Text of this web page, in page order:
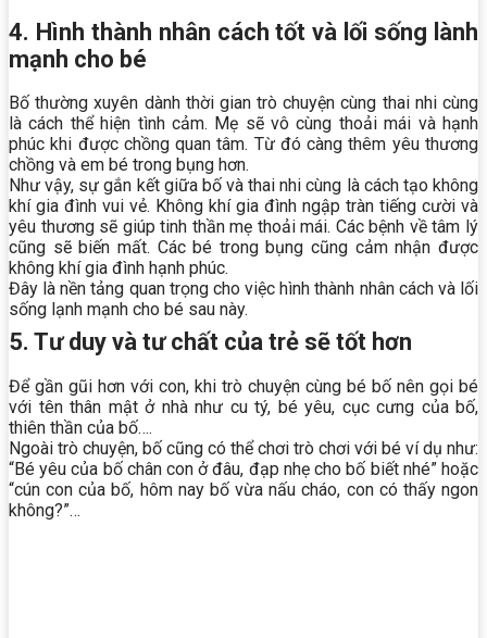
4. Hình thành nhân cách tốt và lối sống lành
mạnh cho bé
Bố thường xuyên dành thời gian trò chuyện cùng thai nhi cùng
là cách thể hiện tình cảm. Mẹ sẽ vô cùng thoải mái và hạnh
phúc khi được chồng quan tâm. Từ đó càng thêm yêu thương
chồng và em bé trong bụng hơn.
Như vậy, sự gắn kết giữa bố và thai nhi cùng là cách tạo không
khí gia đình vui vẻ. Không khí gia đình ngập tràn tiếng cười và
yêu thương sẽ giúp tinh thần mẹ thoải mái. Các bệnh về tâm lý
cũng sẽ biến mất. Các bé trong bụng cũng cảm nhận được
không khí gia đình hạnh phúc.
Đây là nền tảng quan trọng cho việc hình thành nhân cách và lối
sống lạnh mạnh cho bé sau này.
5. Tư duy và tư chất của trẻ sẽ tốt hơn
Để gần gũi hơn với con, khi trò chuyện cùng bé bố nên gọi bé
với tên thân mật ở nhà như cu tý, bé yêu, cục cưng của bố,
thiên thần của bố….
Ngoài trò chuyện, bố cũng có thể chơi trò chơi với bé ví dụ như:
“Bé yêu của bố chân con ở đâu, đạp nhẹ cho bố biết nhé” hoặc
“cún con của bố, hôm nay bố vừa nấu cháo, con có thấy ngon
không?”…